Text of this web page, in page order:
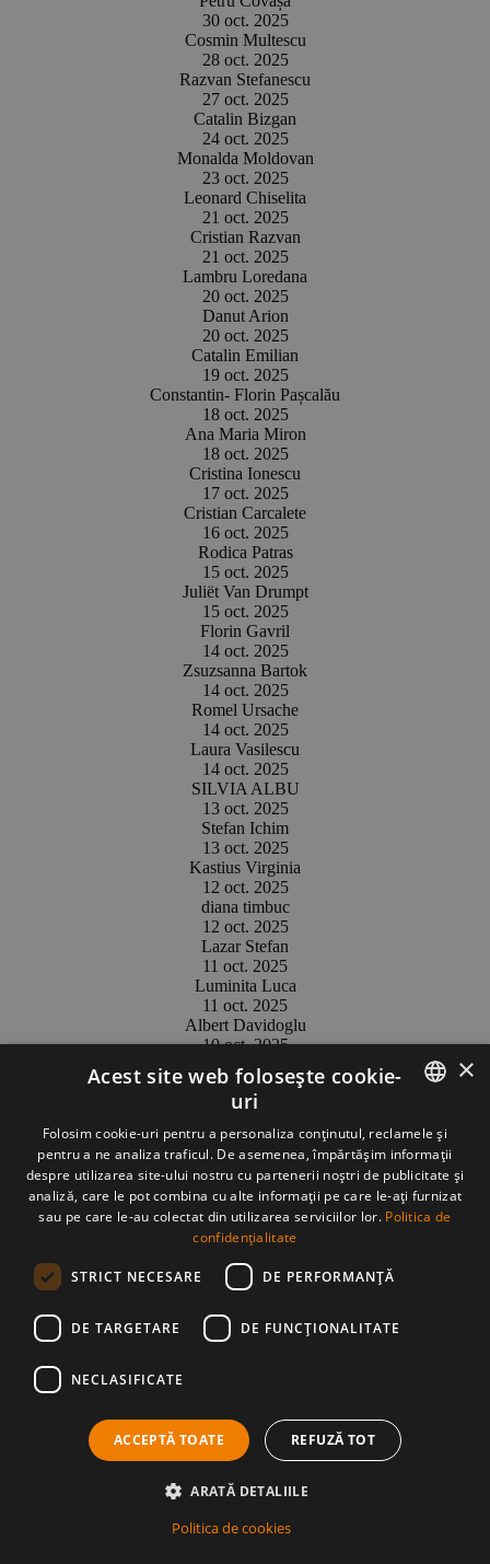
30 oct. 2025
Cosmin Multescu
28 oct. 2025
Razvan Stefanescu
27 oct. 2025
Catalin Bizgan
24 oct. 2025
Monalda Moldovan
23 oct. 2025
Leonard Chiselita
21 oct. 2025
Cristian Razvan
21 oct. 2025
Lambru Loredana
20 oct. 2025
Danut Arion
20 oct. 2025
Catalin Emilian
19 oct. 2025
Constantin- Florin Pașcalău
18 oct. 2025
Ana Maria Miron
18 oct. 2025
Cristina Ionescu
17 oct. 2025
Cristian Carcalete
16 oct. 2025
Rodica Patras
15 oct. 2025
Juliët Van Drumpt
15 oct. 2025
Florin Gavril
14 oct. 2025
Zsuzsanna Bartok
14 oct. 2025
Romel Ursache
14 oct. 2025
Laura Vasilescu
14 oct. 2025
SILVIA ALBU
13 oct. 2025
Stefan Ichim
13 oct. 2025
Kastius Virginia
12 oct. 2025
diana timbuc
12 oct. 2025
Lazar Stefan
11 oct. 2025
Luminita Luca
11 oct. 2025
Albert Davidoglu
10 oct. 2025
Liana Pensiunea
07 oct. 2025
Prioroc Cristian Daniel
Ana Maria Popescu
05 oct. 2025
Dragodan Iulia
05 oct. 2025
Claudia Scumpieru
04 oct. 2025
DOBRE MIHAI
04 oct. 2025
02 oct. 2025
Yasser El-Gammal
Maria-Ioana Stanescu
laura podoleanu
29 sept. 2025
Rasina Marius
Constantin Surșilov
Carmen Morar
ROMANIAN
×
Acest site web folosește cookie-
uri
Folosim cookie-uri pentru a personaliza conținutul, reclamele și
pentru a ne analiza traficul. De asemenea, împărtășim informații
despre utilizarea site-ului nostru cu partenerii noștri de publicitate și
analiză, care le pot combina cu alte informații pe care le-ați furnizat
sau pe care le-au colectat din utilizarea serviciilor lor. Politica de
confidențialitate
STRICT NECESARE DE PERFORMANȚĂ
DE TARGETARE DE FUNCŢIONALITATE
NECLASIFICATE
ACCEPTĂ TOATE REFUZĂ TOT
ARATĂ DETALIILE
Politica de cookies